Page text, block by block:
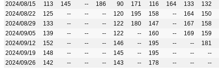
2024/08/15
113 145 -- 186 90 171 116 164 133
132
2024/08/22
125 -- -- -- 120 195 158 -- 164
150
2024/08/29
133 -- -- -- 122 180 147 -- 167
158
2024/09/05
139 -- -- -- 122 -- 160 -- 169
159
2024/09/12
152 -- -- -- 146 -- 195 -- --
181
2024/09/19
148 -- -- -- 145 -- 195 -- --
--
2024/09/26
142 -- -- -- 143 -- 178 -- -- --